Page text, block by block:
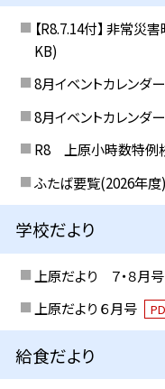
【R8.7.14付】 非常災
KB)
8月イベントカレンダ
8月イベントカレンダ
R8 上原小時数特例
ふたば要覧(2026年度)
学校だより
上原だより ７・８月号
上原だより ６月号
給食だより